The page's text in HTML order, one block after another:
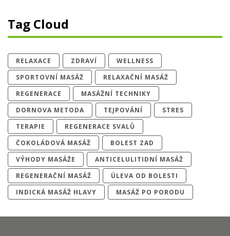
Tag Cloud
RELAXACE ZDRAVÍ
WELLNESS
SPORTOVNÍ MASÁŽ
RELAXAČNÍ MASÁŽ
REGENERACE
MASÁŽNÍ TECHNIKY
DORNOVA METODA
TEJPOVÁNÍ
STRES
TERAPIE
REGENERACE SVALŮ
ČOKOLÁDOVÁ MASÁŽ
BOLEST ZAD
VÝHODY MASÁŽE
ANTICELULITIDNÍ MASÁŽ
REGENERAČNÍ MASÁŽ
ÚLEVA OD BOLESTI
INDICKÁ MASÁŽ HLAVY
MASÁŽ PO PORODU